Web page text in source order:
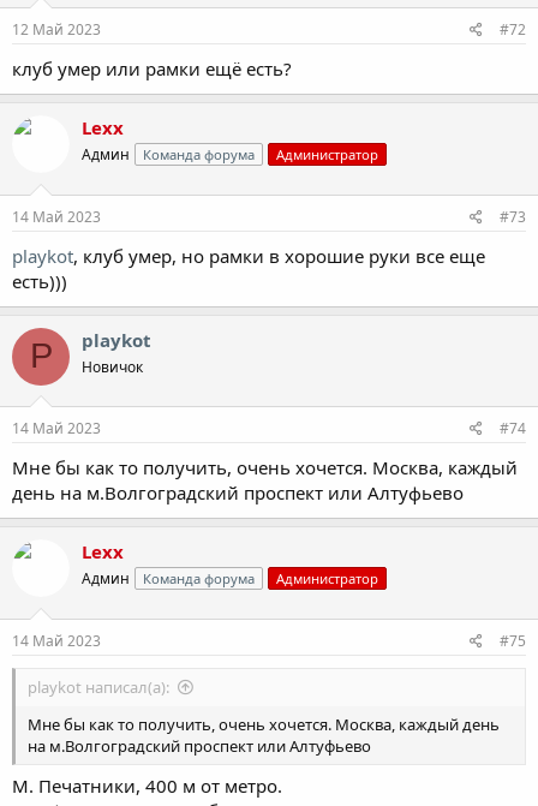
12 Май 2023 #72
клуб умер или рамки ещё есть?
Lexx
Админ Команда форума Администратор
14 Май 2023 #73
playkot, клуб умер, но рамки в хорошие руки все еще
есть)))
P playkot
Новичок
14 Май 2023 #74
Мне бы как то получить, очень хочется. Москва, каждый
день на м.Волгоградский проспект или Алтуфьево
Lexx
Админ Команда форума Администратор
14 Май 2023 #75
playkot написал(а):
Мне бы как то получить, очень хочется. Москва, каждый день
на м.Волгоградский проспект или Алтуфьево
М. Печатники, 400 м от метро.